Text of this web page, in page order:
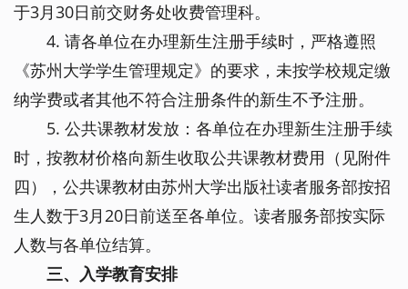
于3月30日前交财务处收费管理科。
4. 请各单位在办理新生注册手续时，严格遵照
《苏州大学学生管理规定》的要求，未按学校规定缴
纳学费或者其他不符合注册条件的新生不予注册。
5. 公共课教材发放：各单位在办理新生注册手续
时，按教材价格向新生收取公共课教材费用（见附件
四），公共课教材由苏州大学出版社读者服务部按招
生人数于3月20日前送至各单位。读者服务部按实际
人数与各单位结算。
三、入学教育安排